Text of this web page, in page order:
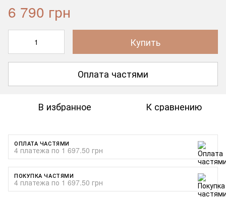
6 790 грн
Купить
Оплата частями
В избранное К сравнению
ОПЛАТА ЧАСТЯМИ
4 платежа по 1 697.50 грн
ПОКУПКА ЧАСТЯМИ
4 платежа по 1 697.50 грн